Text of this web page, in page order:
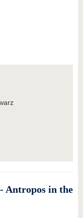
Antropos in the